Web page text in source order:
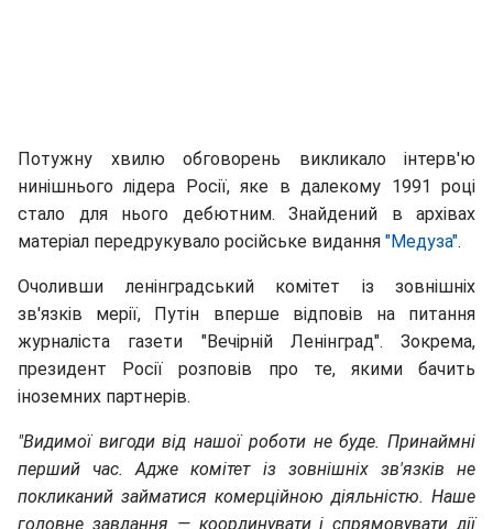
Потужну хвилю обговорень викликало інтерв'ю
нинішнього лідера Росії, яке в далекому 1991 році
стало для нього дебютним. Знайдений в архівах
матеріал передрукувало російське видання "Медуза".
Очоливши ленінградський комітет із зовнішніх
зв'язків мерії, Путін вперше відповів на питання
журналіста газети "Вечірній Ленінград". Зокрема,
президент Росії розповів про те, якими бачить
іноземних партнерів.
"Видимої вигоди від нашої роботи не буде. Принаймні
перший час. Адже комітет із зовнішніх зв'язків не
покликаний займатися комерційною діяльністю. Наше
головне завдання — координувати і спрямовувати дії